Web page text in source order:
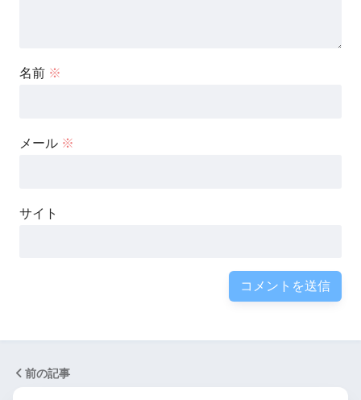
名前 ※
メール ※
サイト
前の記事